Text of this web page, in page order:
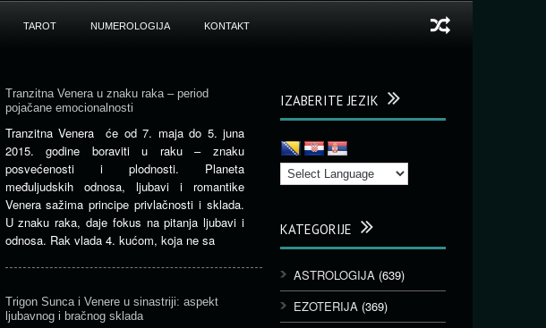
TAROT NUMEROLOGIJA KONTAKT
Tranzitna Venera u znaku raka – period
pojačane emocionalnosti
Tranzitna Venera će od 7. maja do 5. juna
2015. godine boraviti u raku – znaku
posvećenosti i plodnosti. Planeta
međuljudskih odnosa, ljubavi i romantike
Venera sažima principe privlačnosti i sklada.
U znaku raka, daje fokus na pitanja ljubavi i
odnosa. Rak vlada 4. kućom, koja ne sa
Trigon Sunca i Venere u sinastriji: aspekt
ljubavnog i bračnog sklada
IZABERITE JEZIK
KATEGORIJE
ASTROLOGIJA (639)
EZOTERIJA (369)